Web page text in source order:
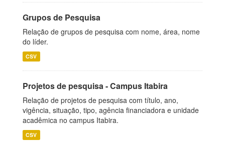
Grupos de Pesquisa
Relação de grupos de pesquisa com nome, área, nome
do líder.
CSV
Projetos de pesquisa - Campus Itabira
Relação de projetos de pesquisa com título, ano,
vigência, situação, tipo, agência financiadora e unidade
acadêmica no campus Itabira.
CSV